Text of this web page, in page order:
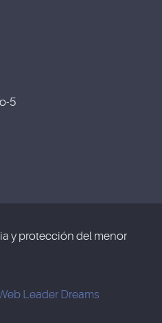
5
y protección del menor
Leader Dreams